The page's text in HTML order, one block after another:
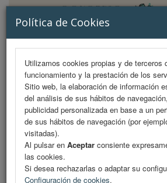
Política de Cookies
Utilizamos cookies propias y de terceros
funcionamiento y la prestación de los
Sitio web, la elaboración de información
del análisis de sus hábitos de
publicidad personalizada en base a un
de sus hábitos de navegación (por
visitadas).
Al pulsar en Aceptar consiente
las cookies.
Si desea rechazarlas o adaptar su
Configuración de cookies.
MENU
Programa científico
Programa científico (PDF)
Cronograma Programa científico